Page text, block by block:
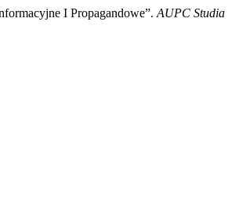
I Propagandowe”. AUPC Studia